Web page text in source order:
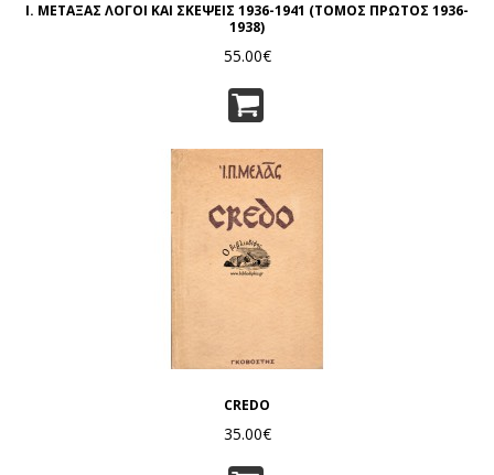
Ι. ΜΕΤΑΞΑΣ ΛΟΓΟΙ ΚΑΙ ΣΚΕΨΕΙΣ 1936-1941 (ΤΟΜΟΣ ΠΡΩΤΟΣ 1936-
1938)
55.00€
CREDO
35.00€